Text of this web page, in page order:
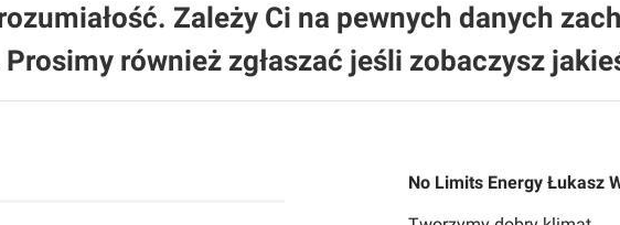
Zależy Ci na pewnych danych
również zgłaszać jeśli zobaczysz
No Limits Energy Łukasz